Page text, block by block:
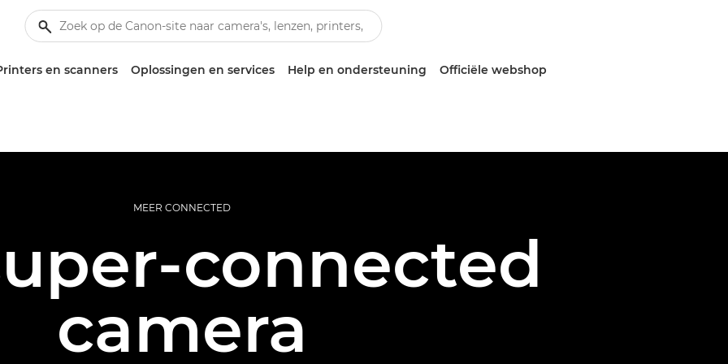
en scanners Oplossingen en services Help en ondersteuning Officiële webshop
MEER CONNECTED
connected
camera